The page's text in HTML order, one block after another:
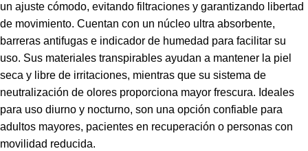
un ajuste cómodo, evitando filtraciones y garantizando libertad
de movimiento. Cuentan con un núcleo ultra absorbente,
barreras antifugas e indicador de humedad para facilitar su
uso. Sus materiales transpirables ayudan a mantener la piel
seca y libre de irritaciones, mientras que su sistema de
neutralización de olores proporciona mayor frescura. Ideales
para uso diurno y nocturno, son una opción confiable para
adultos mayores, pacientes en recuperación o personas con
movilidad reducida.